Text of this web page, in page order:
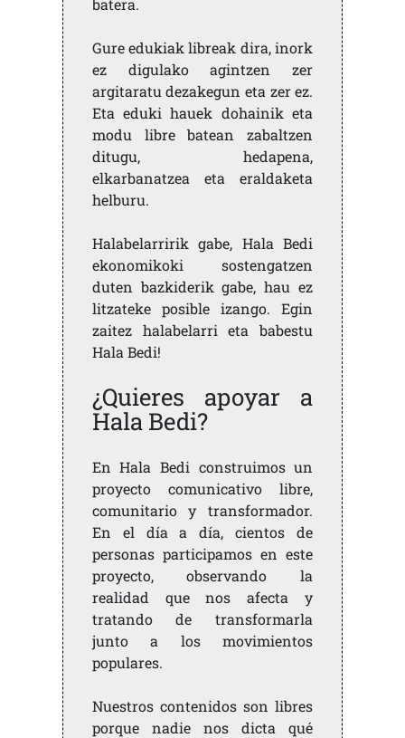
batera.
Gure edukiak libreak dira, inork
ez digulako agintzen zer
argitaratu dezakegun eta zer ez.
Eta eduki hauek dohainik eta
modu libre batean zabaltzen
ditugu, hedapena,
elkarbanatzea eta eraldaketa
helburu.
Halabelarririk gabe, Hala Bedi
ekonomikoki sostengatzen
duten bazkiderik gabe, hau ez
litzateke posible izango. Egin
zaitez halabelarri eta babestu
Hala Bedi!
¿Quieres apoyar a
Hala Bedi?
En Hala Bedi construimos un
proyecto comunicativo libre,
comunitario y transformador.
En el día a día, cientos de
personas participamos en este
proyecto, observando la
realidad que nos afecta y
tratando de transformarla
junto a los movimientos
populares.
Nuestros contenidos son libres
porque nadie nos dicta qué